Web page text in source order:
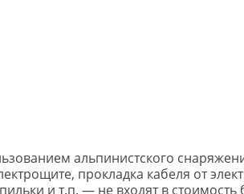
альпинистского
прокладка кабеля от
и т.п. — не входят в